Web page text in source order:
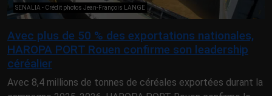
SENALIA - Crédit photos Jean-François LANGE
Avec plus de 50 % des exportations nationales,
HAROPA PORT Rouen confirme son leadership
céréalier
Avec 8,4 millions de tonnes de céréales exportées durant la